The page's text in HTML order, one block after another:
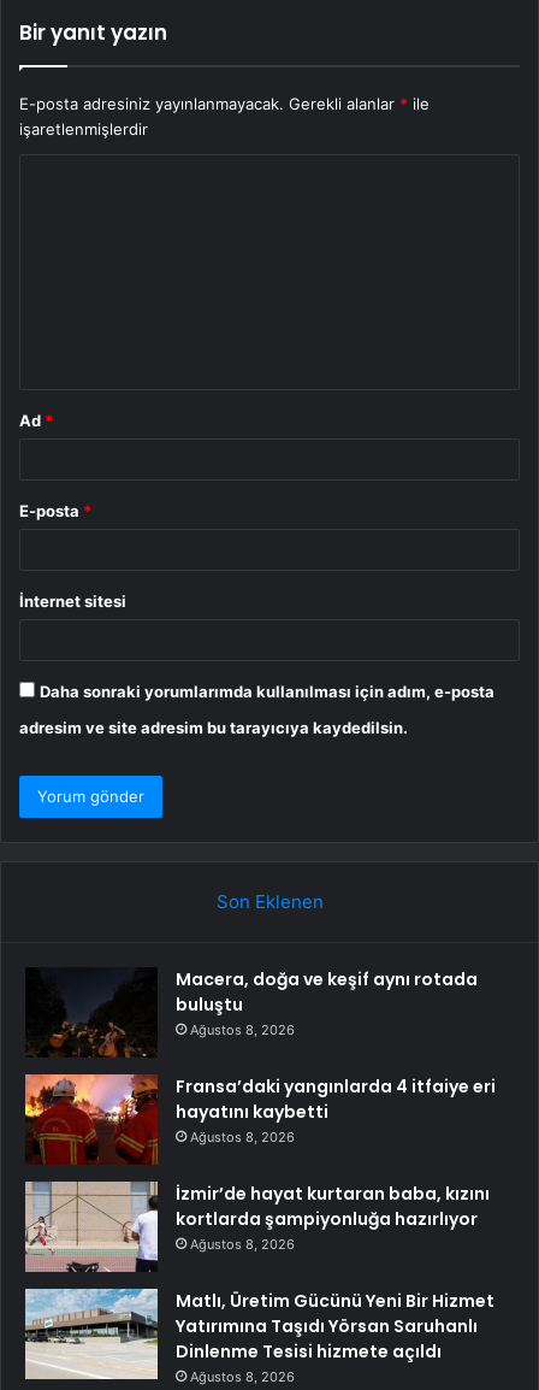
Bir yanıt yazın
E-posta adresiniz yayınlanmayacak. Gerekli alanlar * ile
işaretlenmişlerdir
Ad *
E-posta *
İnternet sitesi
Daha sonraki yorumlarımda kullanılması için adım, e-posta
adresim ve site adresim bu tarayıcıya kaydedilsin.
Son Eklenen
Macera, doğa ve keşif aynı rotada
buluştu
Ağustos 8, 2026
Fransa’daki yangınlarda 4 itfaiye eri
hayatını kaybetti
Ağustos 8, 2026
İzmir’de hayat kurtaran baba, kızını
kortlarda şampiyonluğa hazırlıyor
Ağustos 8, 2026
Matlı, Üretim Gücünü Yeni Bir Hizmet
Yatırımına Taşıdı Yörsan Saruhanlı
Dinlenme Tesisi hizmete açıldı
Ağustos 8, 2026